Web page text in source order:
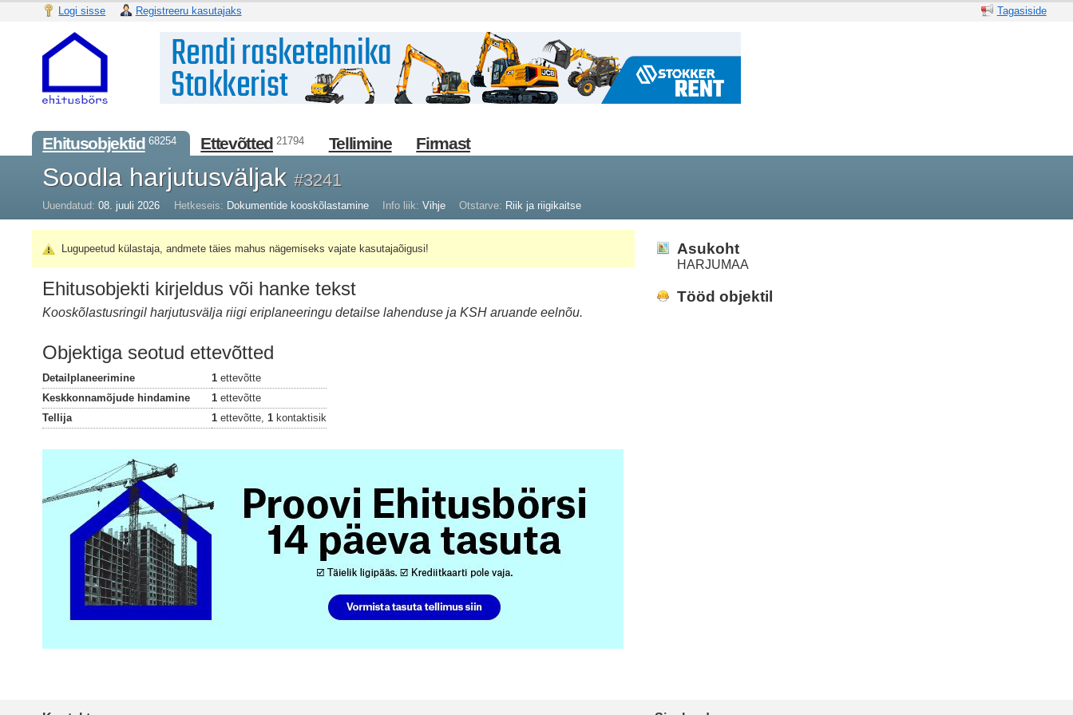
Logi sisse Registreeru kasutajaks Tagasiside
Ehitusobjektid 68254 Ettevõtted 21794 Tellimine Firmast
Soodla harjutusväljak#3241
Uuendatud: 08. juuli 2026 Hetkeseis: Dokumentide kooskõlastamine Info liik: Vihje Otstarve: Riik ja riigikaitse
Lugupeetud külastaja, andmete täies mahus nägemiseks vajate kasutajaõigusi!
Ehitusobjekti kirjeldus või hanke tekst
Kooskõlastusringil harjutusvälja riigi eriplaneeringu detailse lahenduse ja KSH aruande eelnõu.
Objektiga seotud ettevõtted
Detailplaneerimine 1 ettevõtte
Keskkonnamõjude hindamine
1 ettevõtte
Tellija
1 ettevõtte, 1 kontaktisik
Asukoht
HARJUMAA
Tööd objektil